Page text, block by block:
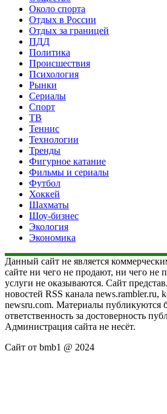
Около спорта
Отдых в России
Отдых за границей
ПДД
Политика
Происшествия
Психология
Рынки
Сериалы
Спорт
ТВ
Теннис
Технологии
Тренды
Фигурное катание
Фильмы и сериалы
Футбол
Хоккей
Шахматы
Шоу-бизнес
Экология
Экономика
Данный сайт не является
сайте ни чего не продают, ни чего не
услуги не оказываются. Сайт
новостей RSS канала news.rambler.ru,
newsru.com. Материалы публикуются
ответственность за достоверность
Администрация сайта не несёт.
Сайт от bmb1 @ 2024